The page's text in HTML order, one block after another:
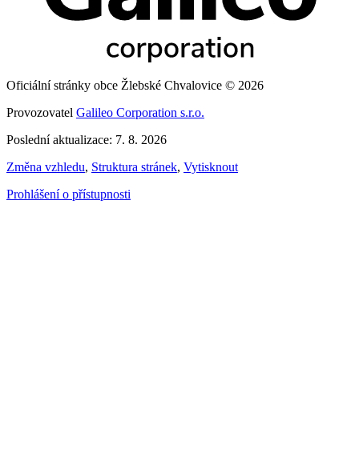
Oficiální stránky obce Žlebské Chvalovice © 2026
Provozovatel Galileo Corporation s.r.o.
Poslední aktualizace: 7. 8. 2026
Změna vzhledu, Struktura stránek, Vytisknout
Prohlášení o přístupnosti